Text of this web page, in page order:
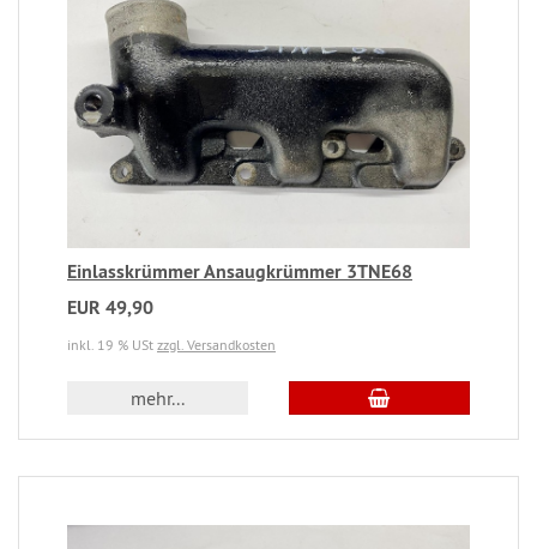
Einlasskrümmer Ansaugkrümmer 3TNE68
EUR 49,90
inkl. 19 % USt zzgl. Versandkosten
mehr...